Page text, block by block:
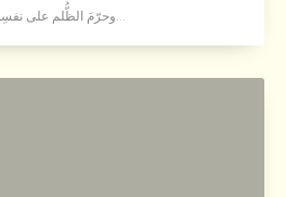
وحرّمَ الظُّلم على نفسِه وعلى...